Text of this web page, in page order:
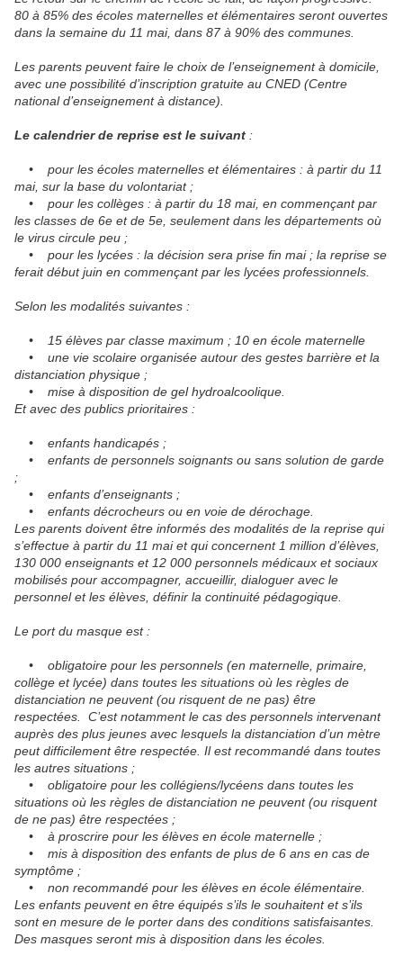
80 à 85% des écoles maternelles et élémentaires seront ouvertes
dans la semaine du 11 mai, dans 87 à 90% des communes.
Les parents peuvent faire le choix de l’enseignement à domicile,
avec une possibilité d’inscription gratuite au CNED (Centre
national d’enseignement à distance).
Le calendrier de reprise est le suivant :
• pour les écoles maternelles et élémentaires : à partir du 11
mai, sur la base du volontariat ;
• pour les collèges : à partir du 18 mai, en commençant par
les classes de 6e et de 5e, seulement dans les départements où
le virus circule peu ;
• pour les lycées : la décision sera prise fin mai ; la reprise se
ferait début juin en commençant par les lycées professionnels.
Selon les modalités suivantes :
• 15 élèves par classe maximum ; 10 en école maternelle
• une vie scolaire organisée autour des gestes barrière et la
distanciation physique ;
• mise à disposition de gel hydroalcoolique.
Et avec des publics prioritaires :
• enfants handicapés ;
• enfants de personnels soignants ou sans solution de garde
;
• enfants d’enseignants ;
• enfants décrocheurs ou en voie de dérochage.
Les parents doivent être informés des modalités de la reprise qui
s’effectue à partir du 11 mai et qui concernent 1 million d’élèves,
130 000 enseignants et 12 000 personnels médicaux et sociaux
mobilisés pour accompagner, accueillir, dialoguer avec le
personnel et les élèves, définir la continuité pédagogique.
Le port du masque est :
• obligatoire pour les personnels (en maternelle, primaire,
collège et lycée) dans toutes les situations où les règles de
distanciation ne peuvent (ou risquent de ne pas) être
respectées. C’est notamment le cas des personnels intervenant
auprès des plus jeunes avec lesquels la distanciation d’un mètre
peut difficilement être respectée. Il est recommandé dans toutes
les autres situations ;
• obligatoire pour les collégiens/lycéens dans toutes les
situations où les règles de distanciation ne peuvent (ou risquent
de ne pas) être respectées ;
• à proscrire pour les élèves en école maternelle ;
• mis à disposition des enfants de plus de 6 ans en cas de
symptôme ;
• non recommandé pour les élèves en école élémentaire.
Les enfants peuvent en être équipés s’ils le souhaitent et s’ils
sont en mesure de le porter dans des conditions satisfaisantes.
Des masques seront mis à disposition dans les écoles.